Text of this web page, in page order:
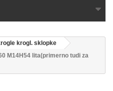
krogl. sklopke
M14H54 lita(primerno tudi za